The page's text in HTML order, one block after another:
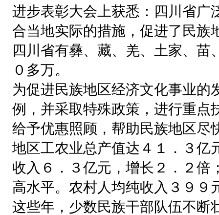
进步表彰大会上获悉：四川省广
合当地实际的措施，促进了民族
四川省有彝、藏、羌、土家、苗
０多万。
为促进民族地区经济文化事业的
例，并采取特殊政策，进行重点
给予优惠照顾，帮助民族地区尽
地区工农业总产值达４１．３亿
收入６．３亿元，增长２．２倍
高水平。农村人均纯收入３９９
这些年，少数民族干部队伍不断